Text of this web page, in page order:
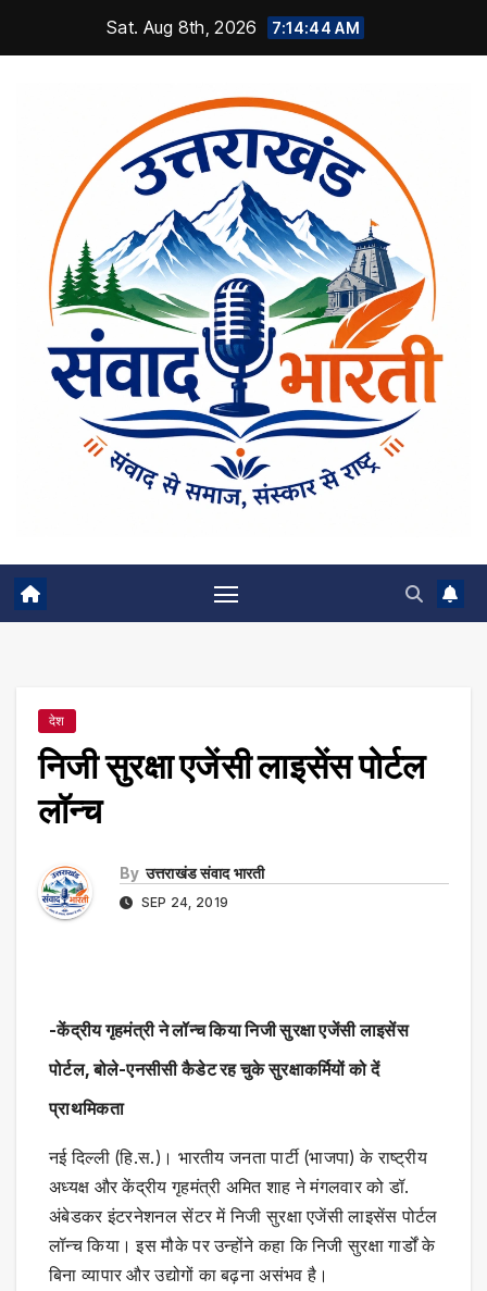
Sat. Aug 8th, 2026 7:14:44 AM
देश
निजी सुरक्षा एजेंसी लाइसेंस पोर्टल
लॉन्च
By उत्तराखंड संवाद भारती
SEP 24, 2019
-केंद्रीय गृहमंत्री ने लॉन्च किया निजी सुरक्षा एजेंसी लाइसेंस
पोर्टल, बोले-एनसीसी कैडेट रह चुके सुरक्षाकर्मियों को दें
प्राथमिकता
नई दिल्ली (हि.स.)। भारतीय जनता पार्टी (भाजपा) के राष्ट्रीय
अध्यक्ष और केंद्रीय गृहमंत्री अमित शाह ने मंगलवार को डॉ.
अंबेडकर इंटरनेशनल सेंटर में निजी सुरक्षा एजेंसी लाइसेंस पोर्टल
लॉन्च किया। इस मौके पर उन्होंने कहा कि निजी सुरक्षा गार्डों के
बिना व्यापार और उद्योगों का बढ़ना असंभव है।